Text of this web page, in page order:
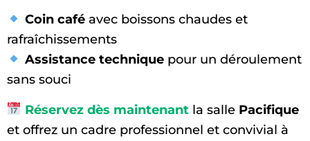
Coin caféavec boissons chaudes et
rafraîchissements
Assistance techniquepour un déroulement
sans souci
Réservez dès maintenantla salle Pacifique
et offrez un cadre professionnel et convivial à